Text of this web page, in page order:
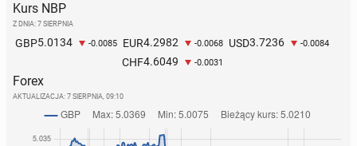
Kurs NBP
Z DNIA: 7 SIERPNIA
GBP5.0134 -0.0085 EUR4.2982 -0.0068 USD3.7236 -0.0084
CHF4.6049 -0.0031
Forex
AKTUALIZACJA: 7 SIERPNIA, 09:10